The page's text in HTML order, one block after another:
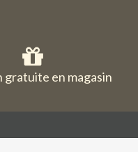
gratuite en magasin